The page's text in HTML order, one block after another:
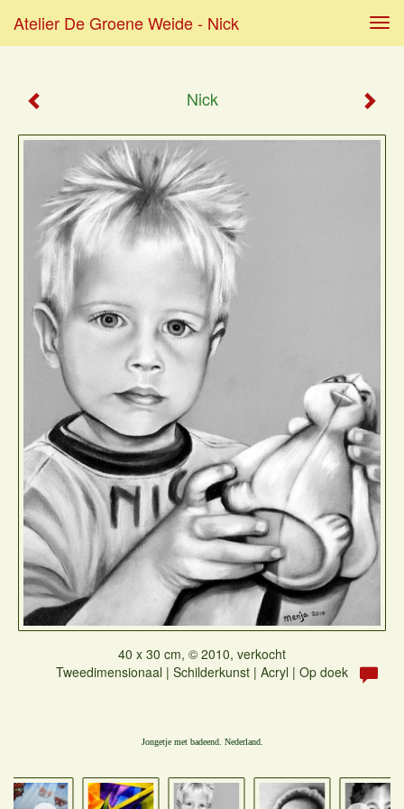
Atelier De Groene Weide - Nick
Nick
40 x 30 cm, © 2010, verkocht
Tweedimensionaal | Schilderkunst | Acryl | Op doek
Jongetje met badeend. Nederland.